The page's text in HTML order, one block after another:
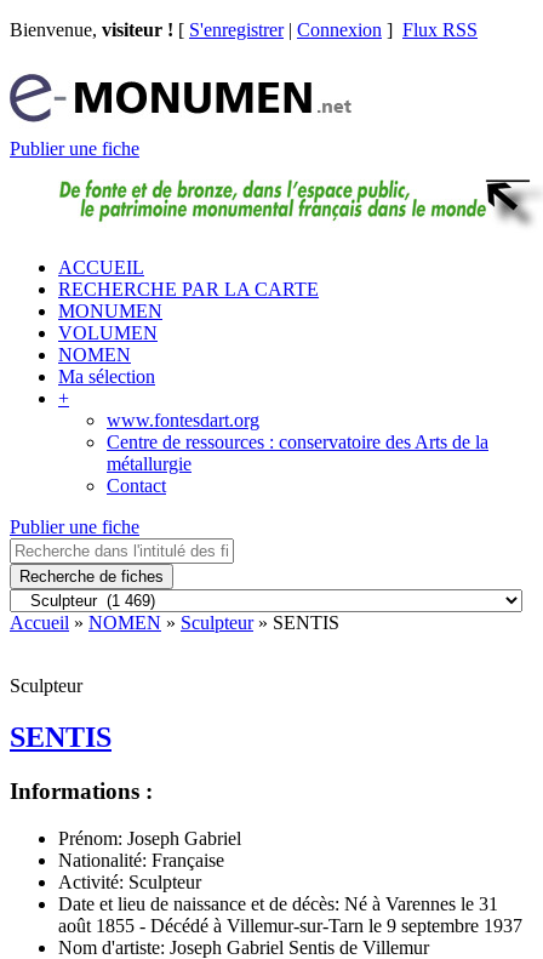
Bienvenue, visiteur ! [ S'enregistrer| Connexion ] Flux RSS
Publier une fiche
ACCUEIL
RECHERCHE PAR LA CARTE
MONUMEN
VOLUMEN
NOMEN
Ma sélection
+
www.fontesdart.org
Centre de ressources : conservatoire des Arts de la
métallurgie
Contact
Publier une fiche
Recherche de fiches
Accueil » NOMEN » Sculpteur» SENTIS
Sculpteur
SENTIS
Informations :
Prénom: Joseph Gabriel
Nationalité: Française
Activité: Sculpteur
Date et lieu de naissance et de décès: Né à Varennes le 31
août 1855 - Décédé à Villemur-sur-Tarn le 9 septembre 1937
Nom d'artiste: Joseph Gabriel Sentis de Villemur